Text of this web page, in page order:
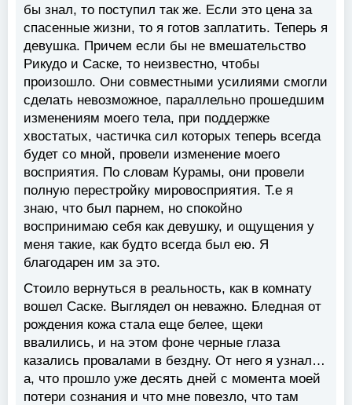
бы знал, то поступил так же. Если это цена за
спасенные жизни, то я готов заплатить. Теперь я
девушка. Причем если бы не вмешательство
Рикудо и Саске, то неизвестно, чтобы
произошло. Они совместными усилиями смогли
сделать невозможное, параллельно прошедшим
изменениям моего тела, при поддержке
хвостатых, частичка сил которых теперь всегда
будет со мной, провели изменение моего
восприятия. По словам Курамы, они провели
полную перестройку мировосприятия. Т.е я
знаю, что был парнем, но спокойно
воспринимаю себя как девушку, и ощущения у
меня такие, как будто всегда был ею. Я
благодарен им за это.
Стоило вернуться в реальность, как в комнату
вошел Саске. Выглядел он неважно. Бледная от
рождения кожа стала еще белее, щеки
ввалились, и на этом фоне черные глаза
казались провалами в бездну. От него я узнал…
а, что прошло уже десять дней с момента моей
потери сознания и что мне повезло, что там